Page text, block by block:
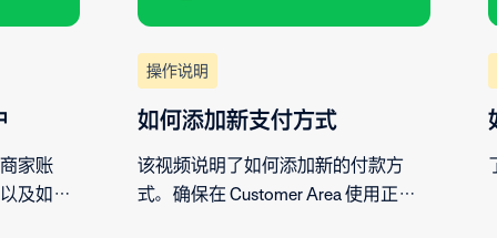
家账
及如何
操作说明
如何添加新支付方式
该视频说明了如何添加新的付款方
式。确保在 Customer Area 使用正确